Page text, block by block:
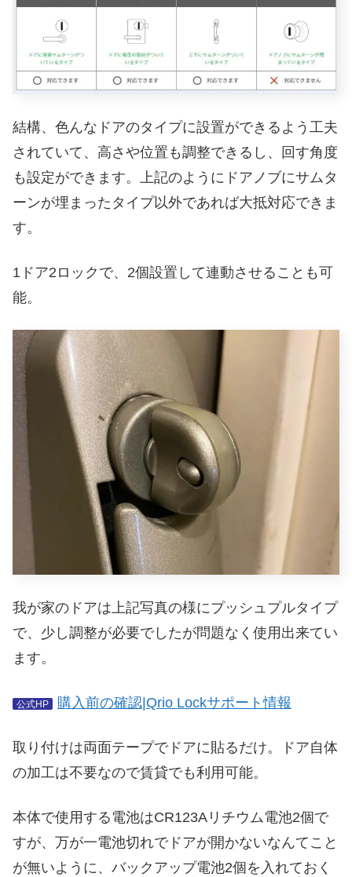
結構、色んなドアのタイプに設置ができるよう工夫
されていて、高さや位置も調整できるし、回す角度
も設定ができます。上記のようにドアノブにサムタ
ーンが埋まったタイプ以外であれば大抵対応できま
す。
1ドア2ロックで、2個設置して連動させることも可
能。
我が家のドアは上記写真の様にプッシュプルタイプ
で、少し調整が必要でしたが問題なく使用出来てい
ます。
公式HP 購入前の確認|Qrio Lockサポート情報
取り付けは両面テープでドアに貼るだけ。ドア自体
の加工は不要なので賃貸でも利用可能。
本体で使用する電池はCR123Aリチウム電池2個で
すが、万が一電池切れでドアが開かないなんてこと
が無いように、バックアップ電池2個を入れておく